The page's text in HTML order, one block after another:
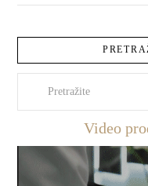
Video